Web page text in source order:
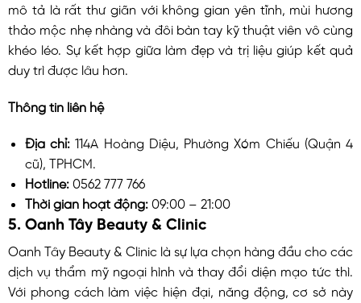
mô tả là rất thư giãn với không gian yên tĩnh, mùi hương
thảo mộc nhẹ nhàng và đôi bàn tay kỹ thuật viên vô cùng
khéo léo. Sự kết hợp giữa làm đẹp và trị liệu giúp kết quả
duy trì được lâu hơn.
Thông tin liên hệ
Địa chỉ:114A Hoàng Diệu, Phường Xóm Chiếu (Quận 4
cũ), TPHCM.
Hotline: 0562 777 766
Thời gian hoạt động: 09:00 – 21:00
5. Oanh Tây Beauty & Clinic
Oanh Tây Beauty & Clinic là sự lựa chọn hàng đầu cho các
dịch vụ thẩm mỹ ngoại hình và thay đổi diện mạo tức thì.
Với phong cách làm việc hiện đại, năng động, cơ sở này